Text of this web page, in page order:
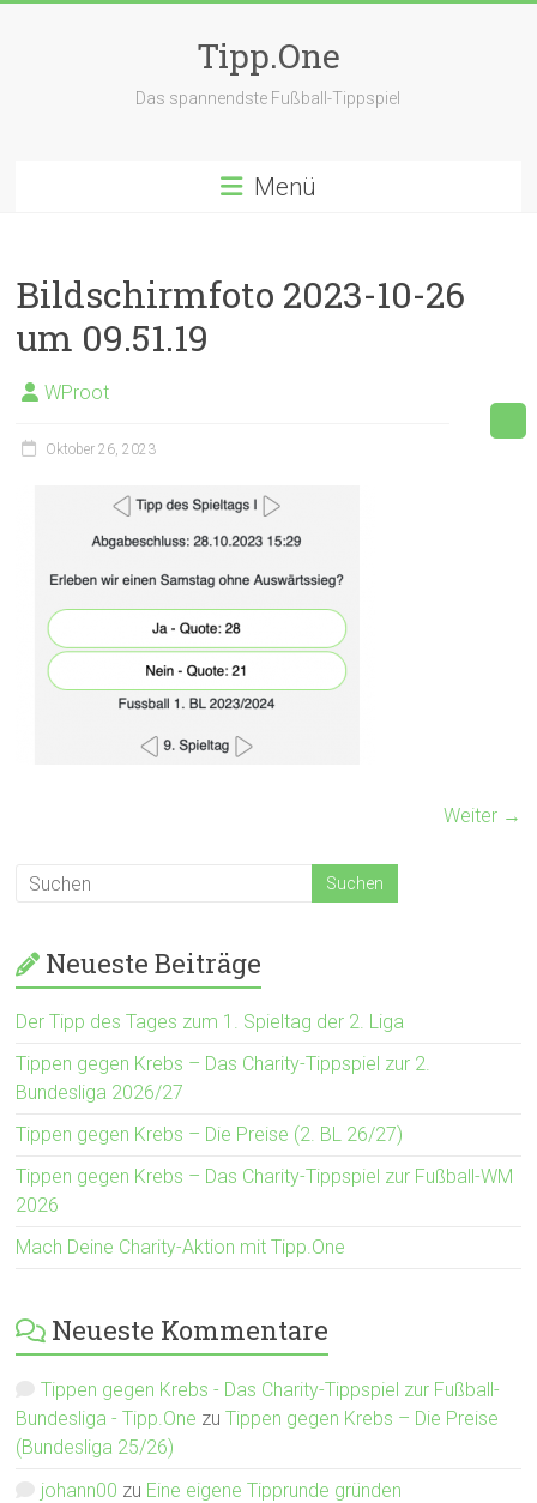
Tipp.One
Das spannendste Fußball-Tippspiel
Menü
Bildschirmfoto 2023-10-26
um 09.51.19
WProot
Oktober 26, 2023
Weiter →
Neueste Beiträge
Der Tipp des Tages zum 1. Spieltag der 2. Liga
Tippen gegen Krebs – Das Charity-Tippspiel zur 2.
Bundesliga 2026/27
Tippen gegen Krebs – Die Preise (2. BL 26/27)
Tippen gegen Krebs – Das Charity-Tippspiel zur Fußball-WM
2026
Mach Deine Charity-Aktion mit Tipp.One
Neueste Kommentare
Tippen gegen Krebs - Das Charity-Tippspiel zur Fußball-
Bundesliga - Tipp.One zuTippen gegen Krebs – Die Preise
(Bundesliga 25/26)
johann00 zu Eine eigene Tipprunde gründen